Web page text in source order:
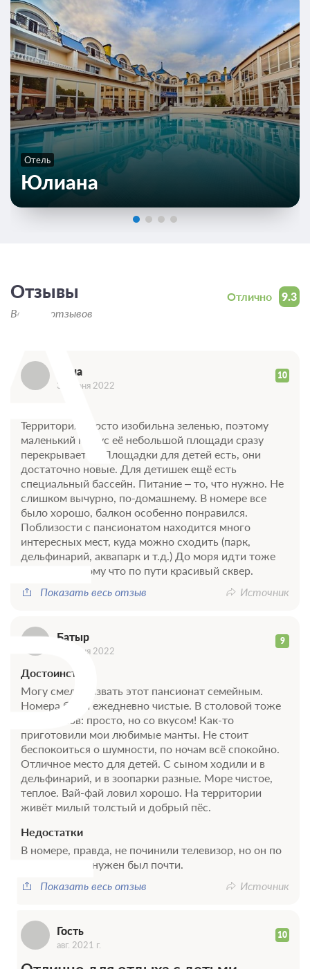
Отель
Юлиана
9.3
Отлично
Отзывы
Всего 6 отзывов
Анна 10
30 июня 2022
Территория просто изобильна зеленью, поэтому
маленький минус её небольшой площади сразу
перекрывается. Площадки для детей есть, они
достаточно новые. Для детишек ещё есть
специальный бассейн. Питание – то, что нужно. Не
слишком вычурно, по-домашнему. В номере все
было хорошо, балкон особенно понравился.
Поблизости с пансионатом находится много
интересных мест, куда можно сходить (парк,
дельфинарий, аквапарк и т.д.) До моря идти тоже
приятно, потому что по пути красивый сквер.
Показать весь отзыв
Источник
Батыр 9
21 июня 2022
Достоинства
Могу смело назвать этот пансионат семейным.
Номера были ежедневно чистые. В столовой тоже
без изъянов: просто, но со вкусом! Как-то
приготовили мои любимые манты. Не стоит
беспокоиться о шумности, по ночам всё спокойно.
Отличное место для детей. С сыном ходили и в
дельфинарий, и в зоопарки разные. Море чистое,
теплое. Вай-фай ловил хорошо. На территории
живёт милый толстый и добрый пёс.
Недостатки
В номере, правда, не починили телевизор, но он по
сути нам и не нужен был почти.
Показать весь отзыв
Источник
Гость 10
авг. 2021 г.